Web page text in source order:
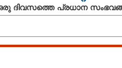
ദിവസത്തെ പ്രധാന